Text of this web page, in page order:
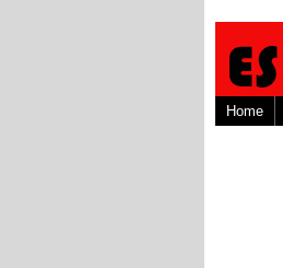
Home